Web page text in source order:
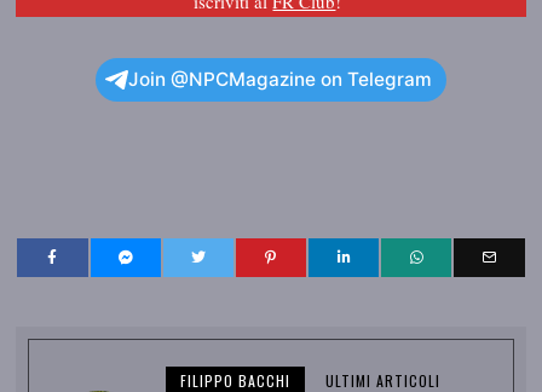
Join @NPCMagazine on Telegram
FILIPPO BACCHI ULTIMI ARTICOLI